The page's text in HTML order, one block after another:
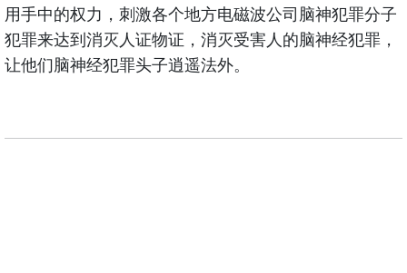
用手中的权力，刺激各个地方电磁波公司脑神犯罪分子
犯罪来达到消灭人证物证，消灭受害人的脑神经犯罪，
让他们脑神经犯罪头子逍遥法外。